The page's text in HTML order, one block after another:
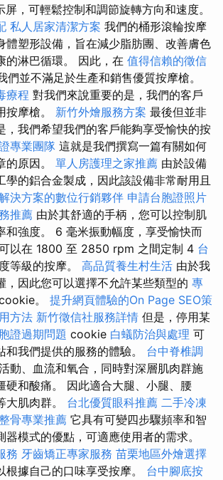
，可輕鬆控制和調節旋轉方向和速度。
私人居家清潔方案 我們的桶形滾輪按摩
體塑形設備，旨在減少脂肪團、改善膚色
的淋巴循環。 因此，在 值得信賴的徵信
們並不滿足於生產和銷售優質按摩槍。
療程 對我們來說重要的是，我們的客戶
按摩槍。 新竹外燴服務方案 最後但並非
，我們希望我們的客戶能夠享受愉快的按
專業團隊 這就是我們撰寫一篇有關如何
的原因。 單人房護理之家推薦 由於設備
學的鋁合金製成，因此該設備非常耐用且
決方案的數位行銷夥伴 申請台胞證照片
推薦 由於其舒適的手柄，您可以控制肌
和強度。 6 毫米振動幅度，享受愉快而
以在 1800 至 2850 rpm 之間定制 4 台
等級的按摩。 高品質養生村生活 由於我
，因此您可以選擇不允許某些類型的 專
。 提升網頁體驗的On Page SEO策
方法 新竹徵信社服務詳情 但是，停用某
證過期問題 cookie 白蟻防治與處理 可
和我們提供的服務的體驗。 台中脊椎調
動、血流和氧合，同時對深層肌肉群施
硬和酸痛。 因此適合大腿、小腿、腰
大肌肉群。 台北優質眼科推薦 二手冷凍
骨專業推薦 它具有可變四步驟頻率和智
模式的優點，可適應使用者的需求。
務 牙齒矯正專家服務 苗栗地區外燴選擇
根據自己的口味享受按摩。 台中腳底按